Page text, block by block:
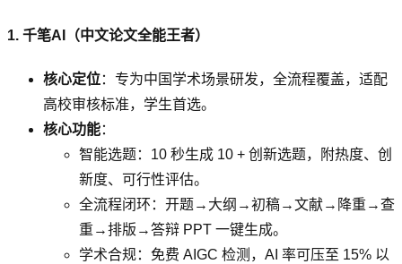
1. 千笔AI（中文论文全能王者）
核心定位：专为中国学术场景研发，全流程覆盖，适配
高校审核标准，学生首选。
核心功能：
智能选题：10 秒生成 10 + 创新选题，附热度、创
新度、可行性评估。
全流程闭环：开题→大纲→初稿→文献→降重→查
重→排版→答辩 PPT 一键生成。
学术合规：免费 AIGC 检测，AI 率可压至 15% 以